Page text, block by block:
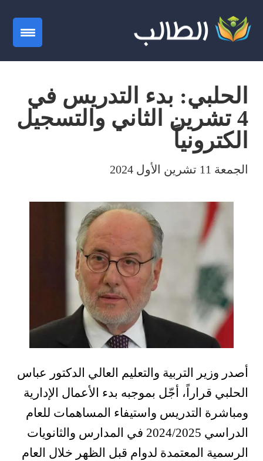
الحلبي: بدء التدريس في
4 تشرين الثاني والتسجيل
الكترونياً
الجمعة 11 تشرين الأول 2024
أصدر وزير التربية والتعليم العالي الدكتور عباس
الحلبي قراراً، أجّل بموجبه بدء الأعمال الإدارية
ومباشرة التدريس واستيفاء المساهمات للعام
الدراسي 2024/2025 في المدارس والثانويات
الرسمية المعتمدة لدوام قبل الظهر خلال العام